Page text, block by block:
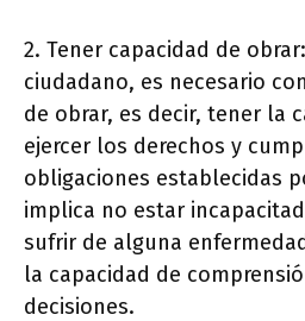
2. Tener capacidad de
ciudadano, es necesario
de obrar, es decir, tener la
ejercer los derechos y
obligaciones establecidas
implica no estar
sufrir de alguna
la capacidad de
decisiones.